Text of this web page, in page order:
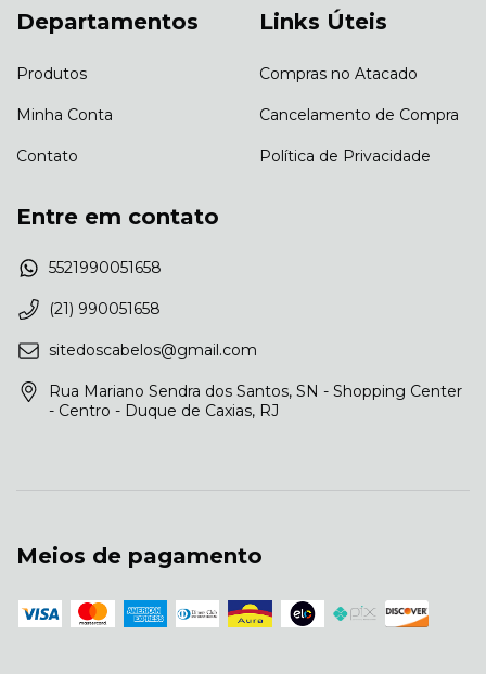
Departamentos
Produtos
Minha Conta
Contato
Links Úteis
Compras no Atacado
Cancelamento de Compra
Política de Privacidade
Entre em contato
5521990051658
(21) 990051658
sitedoscabelos@gmail.com
Rua Mariano Sendra dos Santos, SN - Shopping Center
- Centro - Duque de Caxias, RJ
Meios de pagamento